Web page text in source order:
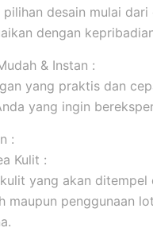
pilihan desain mulai
dengan
& Instan :
yang praktis dan
yang ingin
:
Kulit :
yang akan
maupun penggunaan